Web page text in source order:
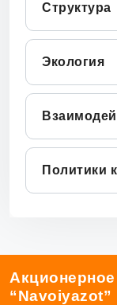
Структура
Экология
Политики
“Navoiyazot”